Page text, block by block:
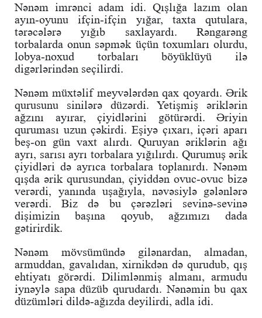
Nənəm imrənci adam idi. Qışlığa lazım olan
ayın-oyunu ifçin-ifçin yığar, taxta qutulara,
tərəcələrə yığıb saxlayardı. Rəngarəng
torbalarda onun səpmək üçün toxumları olurdu,
lobya-noxud torbaları böyüklüyü ilə
digərlərindən seçilirdi.
Nənəm müxtəlif meyvələrdən qax qoyardı. Ərik
qurusunu sinilərə düzərdi. Yetişmiş əriklərin
ağzını ayırar, çiyidlərini götürərdi. Əriyin
quruması uzun çəkirdi. Eşiyə çıxarı, içəri aparı
beş-on gün vaxt alırdı. Quruyan əriklərin ağı
ayrı, sarısı ayrı torbalara yığılırdı. Qurumuş ərik
çiyidləri də ayrıca torbalara toplanırdı. Nənəm
qışda ərik qurusundan, çiyiddən ovuc-ovuc bizə
verərdi, yanında uşağıyla, nəvəsiylə gələnlərə
verərdi. Biz də bu çərəzləri sevinə-sevinə
dişimizin başına qoyub, ağzımızı dada
gətirirdik.
Nənəm mövsümündə gilənardan, almadan,
armuddan, gavalıdan, xirnikdən də qurudub, qış
ehtiyatı görərdi. Dilimlənmiş almanı, armudu
iynəylə sapa düzüb qurudardı. Nənəmin bu qax
düzümləri dildə-ağızda deyilirdi, adla idi.